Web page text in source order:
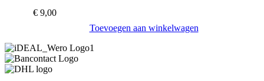
€ 9,00
Toevoegen aan winkelwagen